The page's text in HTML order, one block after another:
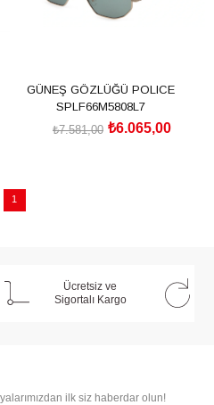
GÜNEŞ GÖZLÜĞÜ POLICE
SPLF66M5808L7
₺6.065,00
₺7.581,00
1
Ücretsiz ve
Sigortalı Kargo
ilk siz haberdar olun!